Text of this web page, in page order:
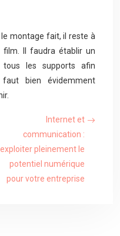
montage fait, il reste à
Il faudra établir un
les supports afin
bien évidemment
Internet et
communication :
exploiter pleinement le
potentiel numérique
pour votre entreprise